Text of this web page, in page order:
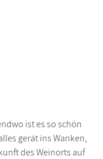
ist es so schön
gerät ins Wanken,
des Weinorts auf